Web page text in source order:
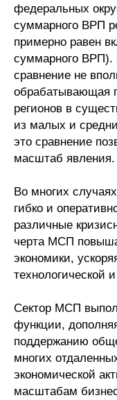
ЦДУ
Отрасли
Inforum
О совете
Оценка
федеральных
суммарного ВРП
примерно равен
суммарного ВРП).
сравнение не
обрабатывающая
регионов в
из малых и
это сравнение
масштаб явления.
Во многих
гибко и
различные
черта МСП
экономики,
технологической
Сектор МСП
функции,
поддержанию
многих
экономической
масштабам